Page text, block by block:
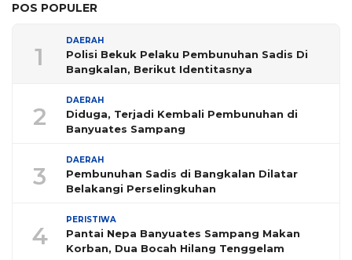
POS POPULER
1
DAERAH
Polisi Bekuk Pelaku Pembunuhan Sadis Di
Bangkalan, Berikut Identitasnya
2
DAERAH
Diduga, Terjadi Kembali Pembunuhan di
Banyuates Sampang
3
DAERAH
Pembunuhan Sadis di Bangkalan Dilatar
Belakangi Perselingkuhan
4
PERISTIWA
Pantai Nepa Banyuates Sampang Makan
Korban, Dua Bocah Hilang Tenggelam